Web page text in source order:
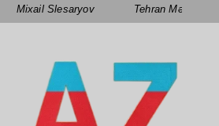
Mixail Slesaryov Tehran Mənsimov